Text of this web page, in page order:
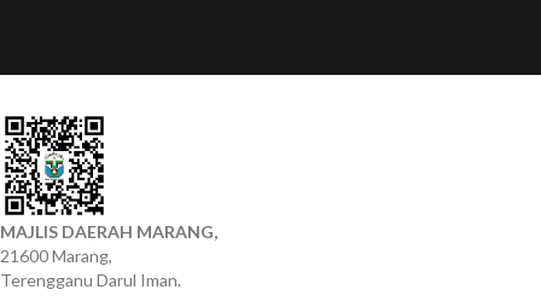
MAJLIS DAERAH MARANG,
21600 Marang,
Terengganu Darul Iman.